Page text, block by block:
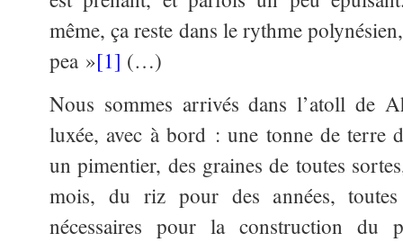
même, ça reste dans le rythme
pea »[1] (…)
Nous sommes arrivés dans l’atoll de
luxée, avec à bord : une tonne de terre
un pimentier, des graines de toutes
mois, du riz pour des années,
nécessaires pour la construction du